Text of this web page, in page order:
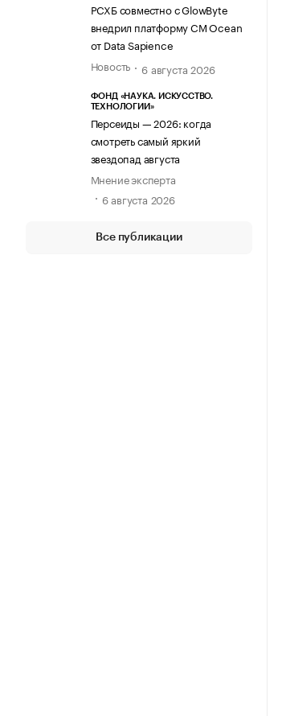
РСХБ совместно с GlowByte
внедрил платформу CM Ocean
от Data Sapience
Новость
6 августа 2026
ФОНД «НАУКА. ИСКУССТВО.
ТЕХНОЛОГИИ»
Персеиды — 2026: когда
смотреть самый яркий
звездопад августа
Мнение эксперта
6 августа 2026
Все публикации